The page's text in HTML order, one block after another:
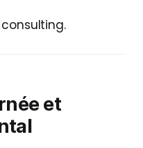
et